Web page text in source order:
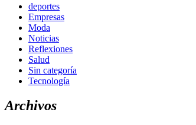
deportes
Empresas
Moda
Noticias
Reflexiones
Salud
Sin categoría
Tecnología
Archivos